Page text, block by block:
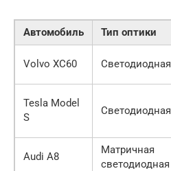
Автомобиль Тип оптики
Volvo XC60 Светодиодная
Tesla Model
S
Светодиодная
Audi A8
Матричная
светодиодная